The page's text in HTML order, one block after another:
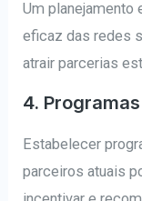
Um planejamento
eficaz das redes
atrair parcerias
4.
Estabelecer
parceiros atuais